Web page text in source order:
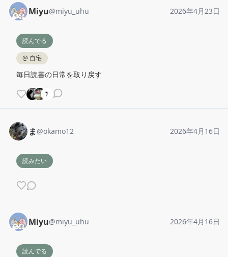
Miyu@miyu_uhu 2026年4月23日
読んでる
@ 自宅
毎日読書の日常を取り戻す
ま@okamo12 2026年4月16日
読みたい
Miyu@miyu_uhu 2026年4月16日
読んでる